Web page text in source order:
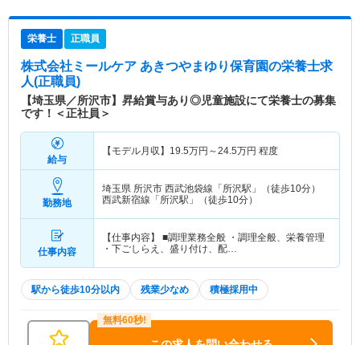
栄養士 正職員
株式会社ミールケア あきつやまゆり保育園の栄養士求
人(正職員)
【埼玉県／所沢市】昇給賞与あり◎児童施設にて栄養士の募集
です！＜正社員＞
給与
【モデル月収】 19.5万円～24.5万円 程度
勤務地
埼玉県 所沢市 西武池袋線「所沢駅」（徒歩10分）
西武新宿線「所沢駅」（徒歩10分）
仕事内容
【仕事内容】 ■調理業務全般 ・調理全般、栄養管理
・下ごしらえ、盛り付け、配…
駅から徒歩10分以内 残業少なめ 積極採用中